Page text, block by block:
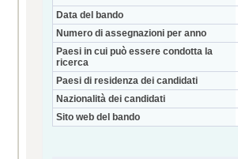
Data del bando
Numero di assegnazioni per anno
Paesi in cui può essere condotta la
ricerca
Paesi di residenza dei candidati
Nazionalità dei candidati
Sito web del bando